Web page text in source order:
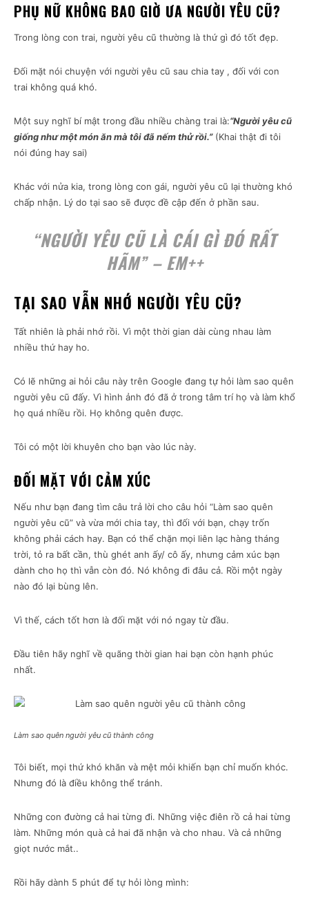
PHỤ NỮ KHÔNG BAO GIỜ ƯA NGƯỜI YÊU CŨ?
Trong lòng con trai, người yêu cũ thường là thứ gì đó tốt đẹp.
Đối mặt nói chuyện với người yêu cũ sau chia tay , đối với con
trai không quá khó.
Một suy nghĩ bí mật trong đầu nhiều chàng trai là:“Người yêu cũ
giống như một món ăn mà tôi đã nếm thử rồi.”(Khai thật đi tôi
nói đúng hay sai)
Khác với nửa kia, trong lòng con gái, người yêu cũ lại thường khó
chấp nhận. Lý do tại sao sẽ được đề cập đến ở phần sau.
“NGƯỜI YÊU CŨ LÀ CÁI GÌ ĐÓ RẤT
HÃM” – EM++
TẠI SAO VẪN NHỚ NGƯỜI YÊU CŨ?
Tất nhiên là phải nhớ rồi. Vì một thời gian dài cùng nhau làm
nhiều thứ hay ho.
Có lẽ những ai hỏi câu này trên Google đang tự hỏi làm sao quên
người yêu cũ đấy. Vì hình ảnh đó đã ở trong tâm trí họ và làm khổ
họ quá nhiều rồi. Họ không quên được.
Tôi có một lời khuyên cho bạn vào lúc này.
ĐỐI MẶT VỚI CẢM XÚC
Nếu như bạn đang tìm câu trả lời cho câu hỏi “Làm sao quên
người yêu cũ” và vừa mới chia tay, thì đối với bạn, chạy trốn
không phải cách hay. Bạn có thể chặn mọi liên lạc hàng tháng
trời, tỏ ra bất cần, thù ghét anh ấy/ cô ấy, nhưng cảm xúc bạn
dành cho họ thì vẫn còn đó. Nó không đi đâu cả. Rồi một ngày
nào đó lại bùng lên.
Vì thế, cách tốt hơn là đối mặt với nó ngay từ đầu.
Đầu tiên hãy nghĩ về quãng thời gian hai bạn còn hạnh phúc
nhất.
Làm sao quên người yêu cũ thành công
Tôi biết, mọi thứ khó khăn và mệt mỏi khiến bạn chỉ muốn khóc.
Nhưng đó là điều không thể tránh.
Những con đường cả hai từng đi. Những việc điên rồ cả hai từng
làm. Những món quà cả hai đã nhận và cho nhau. Và cả những
giọt nước mắt..
Rồi hãy dành 5 phút để tự hỏi lòng mình: